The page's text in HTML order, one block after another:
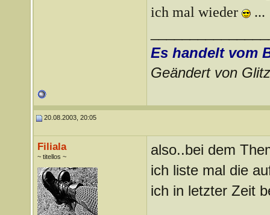
ich mal wieder
...
Es handelt vom
Geändert von
20.08.2003, 20:05
Filiala
~ titellos ~
also..bei dem
ich liste mal die
ich in letzter Zeit